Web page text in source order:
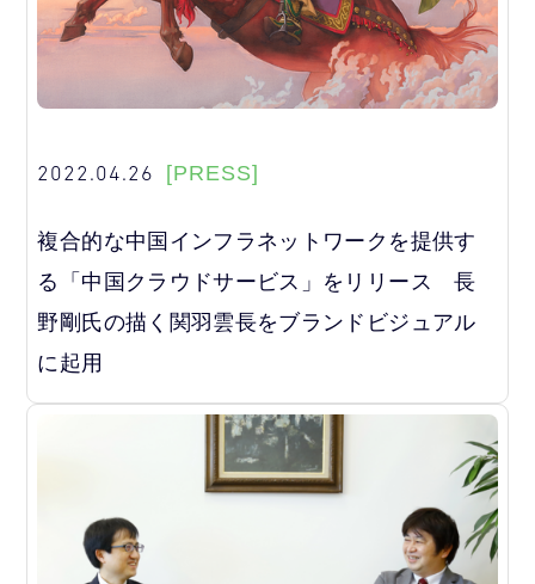
2022.04.26 [PRESS]
複合的な中国インフラネットワークを提供す
る「中国クラウドサービス」をリリース 長
野剛氏の描く関羽雲長をブランドビジュアル
に起用